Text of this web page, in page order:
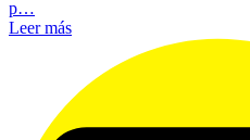
p…
Leer más